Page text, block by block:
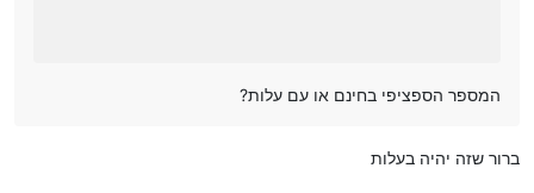
המספר הספציפי בחינם או עם עלות?
ברור שזה יהיה בעלות